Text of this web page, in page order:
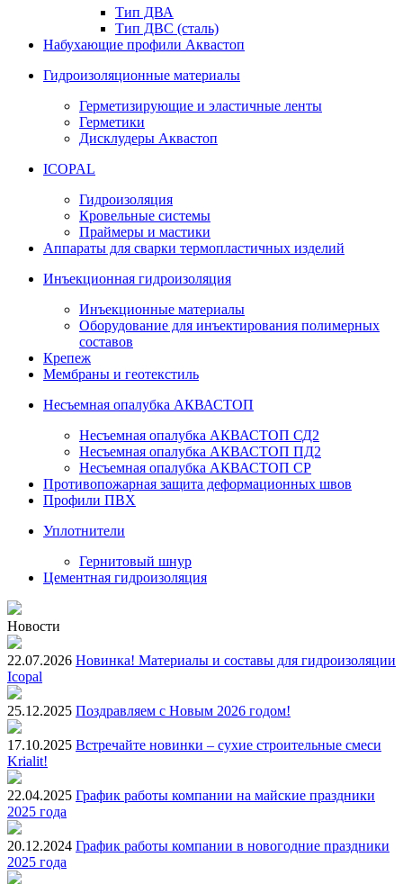
Тип ДВА
Тип ДВС (сталь)
Набухающие профили Аквастоп
Гидроизоляционные материалы
Герметизирующие и эластичные ленты
Герметики
Дисклудеры Аквастоп
ICOPAL
Гидроизоляция
Кровельные системы
Праймеры и мастики
Аппараты для сварки термопластичных изделий
Инъекционная гидроизоляция
Инъекционные материалы
Оборудование для инъектирования полимерных
составов
Крепеж
Мембраны и геотекстиль
Несъемная опалубка АКВАСТОП
Несъемная опалубка АКВАСТОП СД2
Несъемная опалубка АКВАСТОП ПД2
Несъемная опалубка АКВАСТОП СР
Противопожарная защита деформационных швов
Профили ПВХ
Уплотнители
Гернитовый шнур
Цементная гидроизоляция
Новости
22.07.2026 Новинка! Материалы и составы для гидроизоляции
Icopal
25.12.2025 Поздравляем с Новым 2026 годом!
17.10.2025 Встречайте новинки – сухие строительные смеси
Krialit!
22.04.2025 График работы компании на майские праздники
2025 года
20.12.2024 График работы компании в новогодние праздники
2025 года